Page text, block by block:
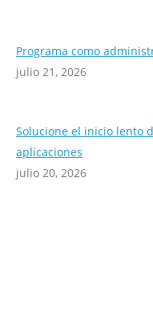
Programa como
julio 21, 2026
Solucione el inicio lento
aplicaciones
julio 20, 2026